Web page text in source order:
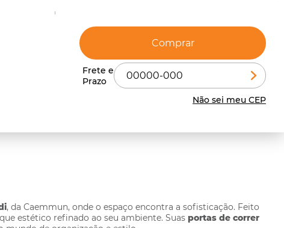
Comprar
Não sei meu CEP
, da Caemmun, onde o espaço encontra a sofisticação. Feito
estético refinado ao seu ambiente. Suasportas de correr